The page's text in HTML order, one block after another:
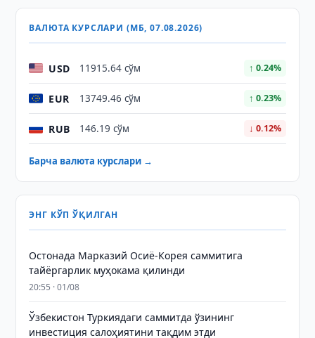
ВАЛЮТА КУРСЛАРИ (МБ, 07.08.2026)
USD 11915.64 сўм ↑ 0.24%
EUR 13749.46 сўм ↑ 0.23%
RUB 146.19 сўм ↓ 0.12%
Барча валюта курслари →
ЭНГ КЎП ЎҚИЛГАН
Остонада Марказий Осиё-Корея саммитига
тайёргарлик муҳокама қилинди
20:55 · 01/08
Ўзбекистон Туркиядаги саммитда ўзининг
инвестиция салоҳиятини тақдим этди